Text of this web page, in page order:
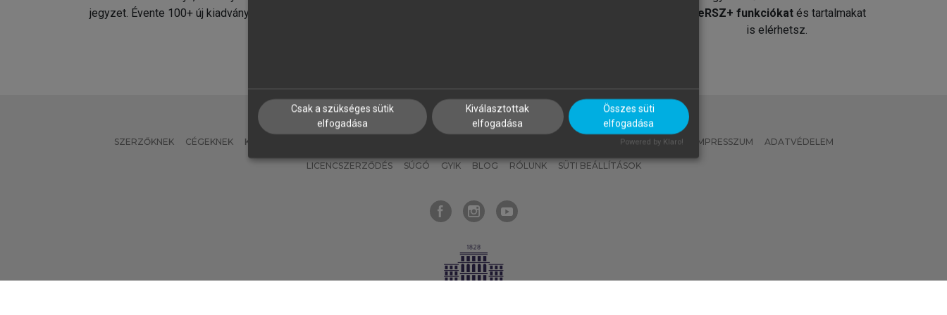
jegyzet. Évente 100+ új kiadvány.
MeRSZ+ funkciókat és tartalmakat
is elérhetsz.
SZERZŐKNEK CÉGEKNEK KÖNYVTÁROSOKNAK MI – ÁLTALÁNOS IRÁNYELVEK IMPRESSZUM ADATVÉDELEM
LICENCSZERZŐDÉS SÚGÓ GYIK BLOG RÓLUNK SÜTI BEÁLLÍTÁSOK
Csak a szükséges sütik
elfogadása
Kiválasztottak
elfogadása
Összes süti
elfogadása
Powered by Klaro!